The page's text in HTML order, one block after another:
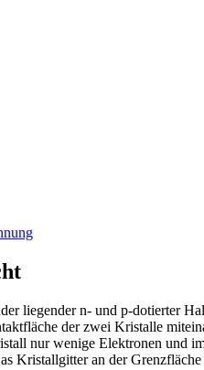
liegender n- und p-dotierter
der zwei Kristalle
nur wenige Elektronen
Kristallgitter an der